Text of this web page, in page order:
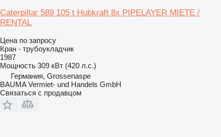
Caterpillar 589 105 t Hubkraft 8x PIPELAYER MIETE /
RENTAL
Цена по запросу
Кран - трубоукладчик
1987
Мощность 309 кВт (420 л.с.)
Германия, Grossenaspe
BAUMA Vermiet- und Handels GmbH
Связаться с продавцом